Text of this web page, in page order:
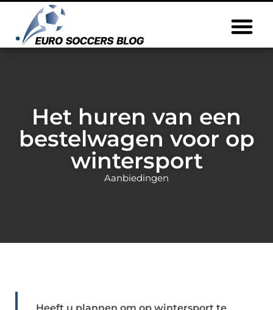
Het huren van een
bestelwagen voor op
wintersport
Aanbiedingen